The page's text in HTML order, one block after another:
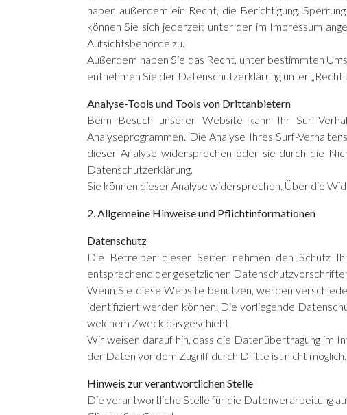
haben außerdem ein Recht, die Berichtigung,
können Sie sich jederzeit unter der im Impressum
Aufsichtsbehörde zu.
Außerdem haben Sie das Recht, unter bestimmten
entnehmen Sie der Datenschutzerklärung unter „Recht
Analyse-Tools und Tools von Drittanbietern
Beim Besuch unserer Website kann Ihr Surf-
Analyseprogrammen. Die Analyse Ihres Surf-
dieser Analyse widersprechen oder sie durch die
Datenschutzerklärung.
Sie können dieser Analyse widersprechen. Über die
2. Allgemeine Hinweise und Pflichtinformationen
Datenschutz
Die Betreiber dieser Seiten nehmen den Schutz
entsprechend der gesetzlichen
Wenn Sie diese Website benutzen, werden
identifiziert werden können. Die vorliegende
welchem Zweck das geschieht.
Wir weisen darauf hin, dass die Datenübertragung im
der Daten vor dem Zugriff durch Dritte ist nicht möglich.
Hinweis zur verantwortlichen Stelle
Die verantwortliche Stelle für die Datenverarbeitung